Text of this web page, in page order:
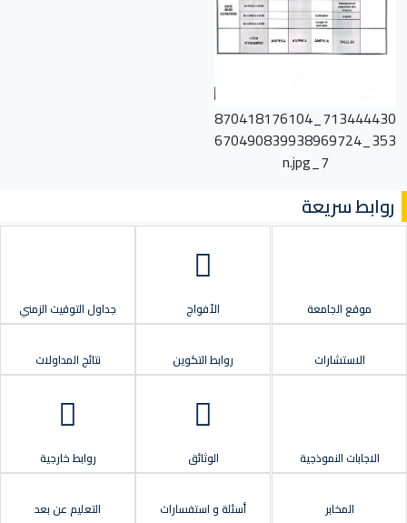
713444430_870418176104
353_670490839938969724
7_n.jpg
روابط سريعة
موقع الجامعة الأفواج جداول التوقيت الزمني
الاستشارات روابط التكوين نتائج المداولات
الاجابات النموذجية الوثائق روابط خارجية
المخابر أسئلة و استفسارات التعليم عن بعد